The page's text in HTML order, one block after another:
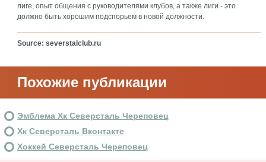
лиге, опыт общения с руководителями клубов, а также лиги - это
должно быть хорошим подспорьем в новой должности.
Source: severstalclub.ru
Похожие публикации
Эмблема Хк Северсталь Череповец
Хк Северсталь Вконтакте
Хоккей Северсталь Череповец